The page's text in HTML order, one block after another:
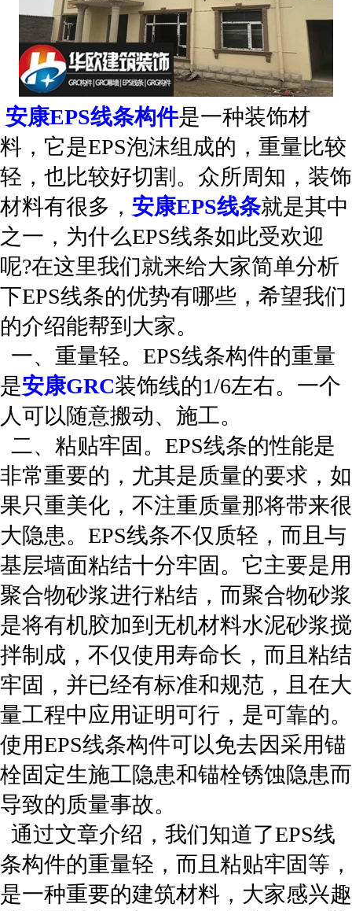
安康EPS线条构件是一种装饰材
料，它是EPS泡沫组成的，重量比较
轻，也比较好切割。众所周知，装饰
材料有很多， 安康EPS线条就是其中
之一，为什么EPS线条如此受欢迎
呢?在这里我们就来给大家简单分析
下EPS线条的优势有哪些，希望我们
的介绍能帮到大家。
一、重量轻。EPS线条构件的重量
是安康GRC装饰线的1/6左右。一个
人可以随意搬动、施工。
二、粘贴牢固。EPS线条的性能是
非常重要的，尤其是质量的要求，如
果只重美化，不注重质量那将带来很
大隐患。EPS线条不仅质轻，而且与
基层墙面粘结十分牢固。它主要是用
聚合物砂浆进行粘结，而聚合物砂浆
是将有机胶加到无机材料水泥砂浆搅
拌制成，不仅使用寿命长，而且粘结
牢固，并已经有标准和规范，且在大
量工程中应用证明可行，是可靠的。
使用EPS线条构件可以免去因采用锚
栓固定生施工隐患和锚栓锈蚀隐患而
导致的质量事故。
通过文章介绍，我们知道了EPS线
条构件的重量轻，而且粘贴牢固等，
是一种重要的建筑材料，大家感兴趣